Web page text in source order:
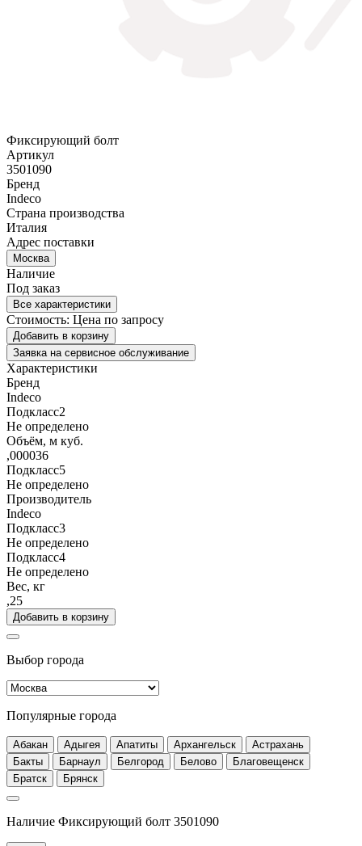
Фиксирующий болт
Артикул
3501090
Бренд
Indeco
Страна производства
Италия
Адрес поставки
Москва
Наличие
Под заказ
Все характеристики
Стоимость: Цена по запросу
Добавить в корзину
Заявка на сервисное обслуживание
Характеристики
Бренд
Indeco
Подкласс2
Не определено
Объём, м куб.
,000036
Подкласс5
Не определено
Производитель
Indeco
Подкласс3
Не определено
Подкласс4
Не определено
Вес, кг
,25
Добавить в корзину
Выбор города
Популярные города
Абакан Адыгея Апатиты Архангельск
Астрахань
Бакты
Барнаул Белгород Белово
Благовещенск
Братск
Брянск
Наличие Фиксирующий болт 3501090